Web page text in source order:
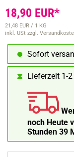
18,90 EUR*
21,48 EUR / 1 KG
inkl. USt zzgl.
Sofort
Lieferzeit 1-
noch Heute
Stunden 39